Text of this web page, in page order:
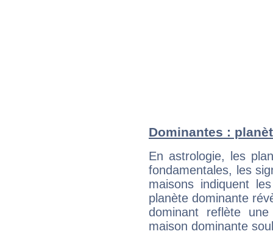
Dominantes :
En astrologie, les
fondamentales, les
maisons indiquent
planète dominante
dominant reflète
maison dominante